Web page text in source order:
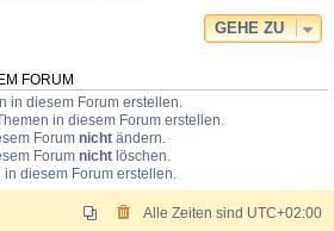
GEHE ZU
FORUM
in diesem Forum erstellen.
in diesem Forum erstellen.
Forum nicht ändern.
Forum nicht löschen.
in diesem Forum erstellen.
Alle Zeiten sind UTC+02:00